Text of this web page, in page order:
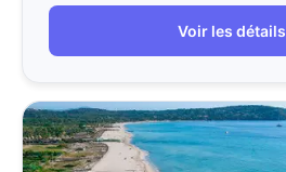
Voir les détails